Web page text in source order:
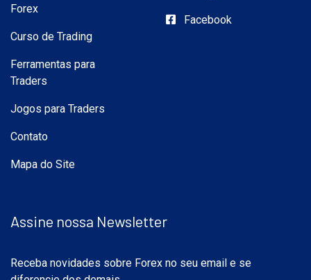
Forex
Curso de Trading
Ferramentas para
Traders
Jogos para Traders
Contato
Mapa do Site
Facebook
Assine nossa Newsletter
Receba novidades sobre Forex no seu email e se